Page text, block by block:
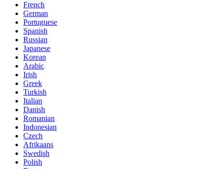
French
German
Portuguese
Spanish
Russian
Japanese
Korean
Arabic
Irish
Greek
Turkish
Italian
Danish
Romanian
Indonesian
Czech
Afrikaans
Swedish
Polish